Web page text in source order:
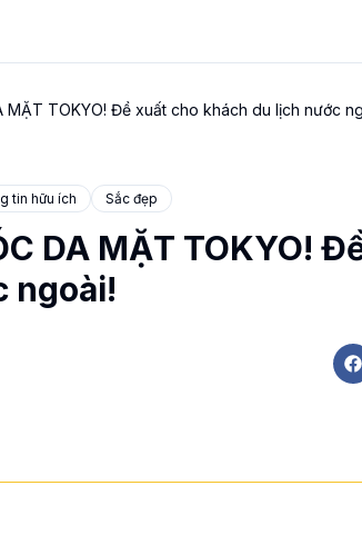
MẶT TOKYO! Đề xuất cho khách du lịch nước
tin hữu ích Sắc đẹp
DA MẶT TOKYO!
ngoài!